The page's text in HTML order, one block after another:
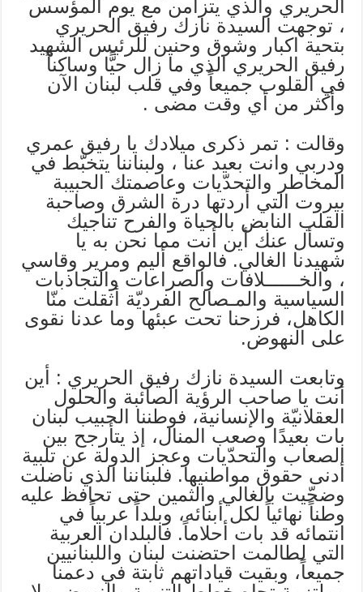
الحريري والذي يتزامن مع يوم المؤسس
، توجهت السيدة نازك رفيق الحريري
بتحية اكبار وشوق وحنين للرئيس الشهيد
رفيق الحريري الذي ما زال حيًّا وساكناً
في القلوب جميعاً وفي قلب لبنان الآن
وأكثر من أي وقت مضى .
وقالت : تمر ذكرى ميلادك يا رفيق عمري
ودربي وانت بعيد عنا ، ولبناننا يتخبّط في
المخاطر والتحدّيات وعاصمتك الحبيبة
بيروت التي أردتها درة الشرق وصاحبة
القلب النابض بالحياة والفرح تناجيك
وتسأل عنك أين أنت مما نحن به يا
شهيدنا الغالي. فالواقع أليم ومرير وقاسي
، والخــــــلافات والصراعات والتجاذبات
السياسية والمـصالح الفرديّة أثقلت منّا
الكاهل، فرزحنا تحت عبئها وما عدنا نقوى
على النهوض.
وتابعت السيدة نازك رفيق الحريري : أين
أنت يا صاحب الرؤية الصائبة والحلول
العقلانيّة والإنسانية، فوطننا الحبيب لبنان
بات بعيدًا وصعب المنال، إذ يتأرجح بين
الصعاب والتحدّيات وعجز الدولة عن تلبية
أدنى حقوق مواطنيها. فلبناننا الذي ناضلت
وضحّيت بالغالي والثمين حتى تحافظ عليه
وطناً نهائياً لكل أبنائه، وبلداً عربياً في
انتمائه قد بات أحلاماً. فالبلدان العربية
التي لطالمت احتضنت لبنان واللبنانيين
جميعاً، وبقيت قياداتهم ثابتة في دعمنا